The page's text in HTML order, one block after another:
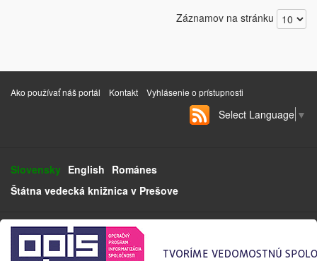
Záznamov na stránku
Ako používať náš portál Kontakt Vyhlásenie o prístupnosti
Select Language ▼
Slovensky English Románes
Štátna vedecká knižnica v Prešove